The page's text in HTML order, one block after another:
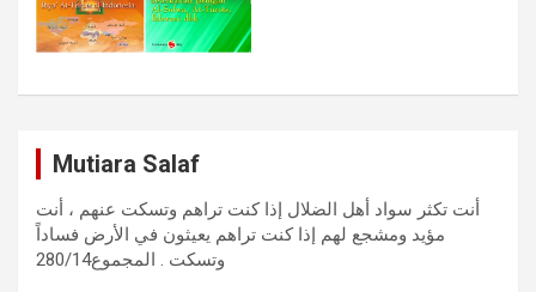
Mutiara Salaf
أنت تكثر سواد أهل الضلال إذا كنت تراهم وتسكت عنهم ، أنت
مؤيد ومشجع لهم إذا كنت تراهم يعيثون في الأرض فساداً
وتسكت . المجموع280/14